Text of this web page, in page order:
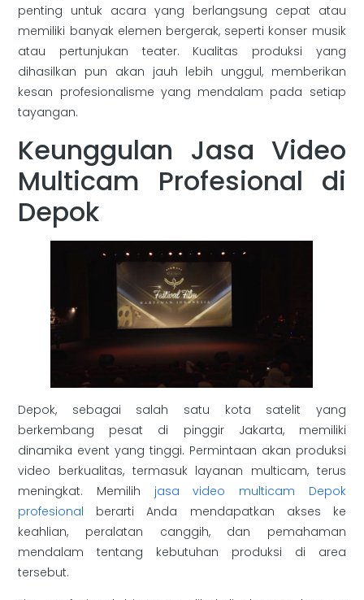
penting untuk acara yang berlangsung cepat atau
memiliki banyak elemen bergerak, seperti konser musik
atau pertunjukan teater. Kualitas produksi yang
dihasilkan pun akan jauh lebih unggul, memberikan
kesan profesionalisme yang mendalam pada setiap
tayangan.
Keunggulan Jasa Video
Multicam Profesional di
Depok
Depok, sebagai salah satu kota satelit yang
berkembang pesat di pinggir Jakarta, memiliki
dinamika event yang tinggi. Permintaan akan produksi
video berkualitas, termasuk layanan multicam, terus
meningkat. Memilih jasa video multicam Depok
profesional berarti Anda mendapatkan akses ke
keahlian, peralatan canggih, dan pemahaman
mendalam tentang kebutuhan produksi di area
tersebut.